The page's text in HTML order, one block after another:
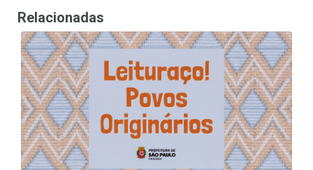
Relacionadas